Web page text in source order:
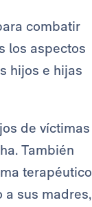
combatir
los aspectos
hijos e hijas
de víctimas
También
terapéutico
a sus madres,